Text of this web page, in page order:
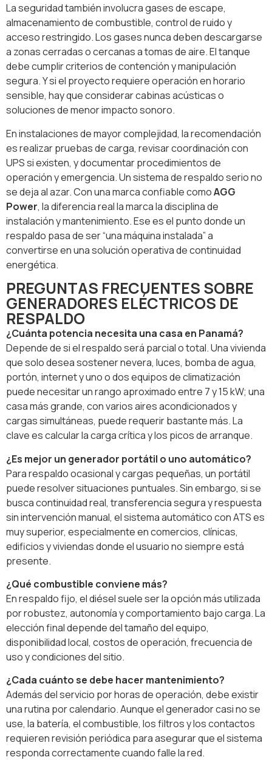
La seguridad también involucra gases de escape,
almacenamiento de combustible, control de ruido y
acceso restringido. Los gases nunca deben descargarse
a zonas cerradas o cercanas a tomas de aire. El tanque
debe cumplir criterios de contención y manipulación
segura. Y si el proyecto requiere operación en horario
sensible, hay que considerar cabinas acústicas o
soluciones de menor impacto sonoro.
En instalaciones de mayor complejidad, la recomendación
es realizar pruebas de carga, revisar coordinación con
UPS si existen, y documentar procedimientos de
operación y emergencia. Un sistema de respaldo serio no
se deja al azar. Con una marca confiable comoAGG
Power, la diferencia real la marca la disciplina de
instalación y mantenimiento. Ese es el punto donde un
respaldo pasa de ser “una máquina instalada” a
convertirse en una solución operativa de continuidad
energética.
PREGUNTAS FRECUENTES SOBRE
GENERADORES ELÉCTRICOS DE
RESPALDO
¿Cuánta potencia necesita una casa en Panamá?
Depende de si el respaldo será parcial o total. Una vivienda
que solo desea sostener nevera, luces, bomba de agua,
portón, internet y uno o dos equipos de climatización
puede necesitar un rango aproximado entre 7 y 15 kW; una
casa más grande, con varios aires acondicionados y
cargas simultáneas, puede requerir bastante más. La
clave es calcular la carga crítica y los picos de arranque.
¿Es mejor un generador portátil o uno automático?
Para respaldo ocasional y cargas pequeñas, un portátil
puede resolver situaciones puntuales. Sin embargo, si se
busca continuidad real, transferencia segura y respuesta
sin intervención manual, el sistema automático con ATS es
muy superior, especialmente en comercios, clínicas,
edificios y viviendas donde el usuario no siempre está
presente.
¿Qué combustible conviene más?
En respaldo fijo, el diésel suele ser la opción más utilizada
por robustez, autonomía y comportamiento bajo carga. La
elección final depende del tamaño del equipo,
disponibilidad local, costos de operación, frecuencia de
uso y condiciones del sitio.
¿Cada cuánto se debe hacer mantenimiento?
Además del servicio por horas de operación, debe existir
una rutina por calendario. Aunque el generador casi no se
use, la batería, el combustible, los filtros y los contactos
requieren revisión periódica para asegurar que el sistema
responda correctamente cuando falle la red.